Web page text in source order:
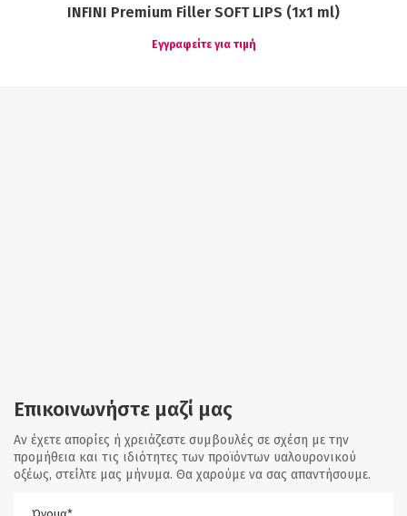
INFINI Premium Filler SOFT LIPS (1x1 ml)
Εγγραφείτε για τιμή
Επικοινωνήστε μαζί μας
Αν έχετε απορίες ή χρειάζεστε συμβουλές σε σχέση με την
προμήθεια και τις ιδιότητες των προϊόντων υαλουρονικού
οξέως, στείλτε μας μήνυμα. Θα χαρούμε να σας απαντήσουμε.